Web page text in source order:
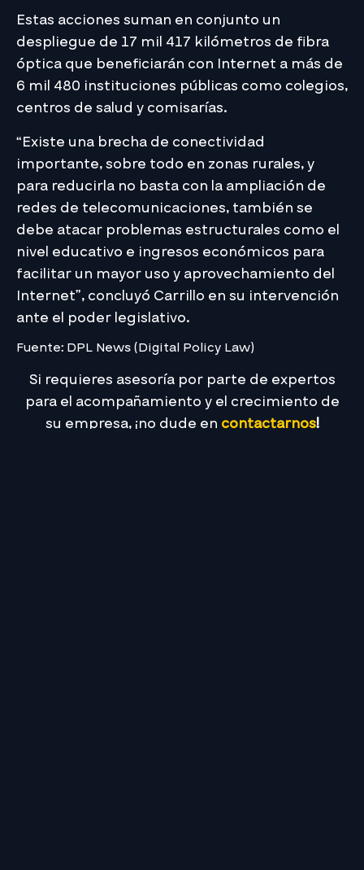
Estas acciones suman en conjunto un
despliegue de 17 mil 417 kilómetros de fibra
óptica que beneficiarán con Internet a más de
6 mil 480 instituciones públicas como colegios,
centros de salud y comisarías.
“Existe una brecha de conectividad
importante, sobre todo en zonas rurales, y
para reducirla no basta con la ampliación de
redes de telecomunicaciones, también se
debe atacar problemas estructurales como el
nivel educativo e ingresos económicos para
facilitar un mayor uso y aprovechamiento del
Internet”, concluyó Carrillo en su intervención
ante el poder legislativo.
Fuente: DPL News (Digital Policy Law)
Si requieres asesoría por parte de expertos
para el acompañamiento y el crecimiento de
su empresa, ¡no dude en contactarnos!